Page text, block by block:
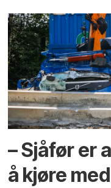
– Sjåfør er
å kjøre